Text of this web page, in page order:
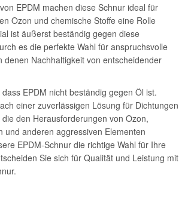
EPDM machen diese Schnur ideal für
Ozon und chemische Stoffe eine Rolle
ist äußerst beständig gegen diese
es die perfekte Wahl für anspruchsvolle
denen Nachhaltigkeit von entscheidender
EPDM nicht beständig gegen Öl ist.
einer zuverlässigen Lösung für Dichtungen
den Herausforderungen von Ozon,
und anderen aggressiven Elementen
EPDM-Schnur die richtige Wahl für Ihre
Sie sich für Qualität und Leistung mit